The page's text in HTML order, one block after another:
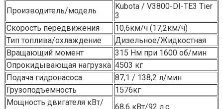
Производитель/модель
Kubota / V3800-DI-TE3 Tier
3
Скорость передвижения
10,6км/ч (17,2км/ч)
Тип топлива/охлаждение
Дизельное/Жидкостная
Вращающий момент
315 Нм при 1600 об/мин
Опрокидывающая нагрузка 4503 кг
Подача гидронасоса
87,1 / 138,2 л/мин
Грузоподъемность
1576кг
Мощность двигателя кВт/
68,6 кВт/92 л.с